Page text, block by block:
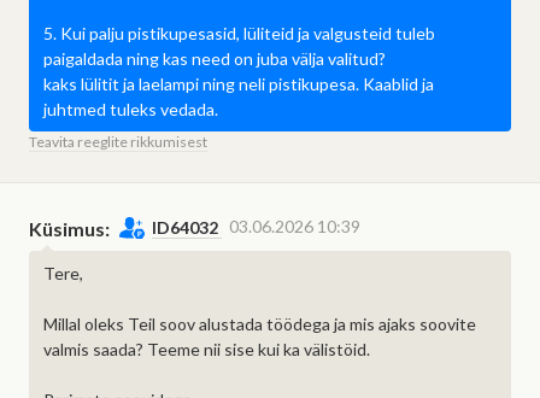
5. Kui palju pistikupesasid, lüliteid ja valgusteid tuleb
paigaldada ning kas need on juba välja valitud?
kaks lülitit ja laelampi ning neli pistikupesa. Kaablid ja
juhtmed tuleks vedada.
Teavita reeglite rikkumisest
Küsimus: ID64032 03.06.2026 10:39
Tere,
Millal oleks Teil soov alustada töödega ja mis ajaks soovite
valmis saada? Teeme nii sise kui ka välistöid.
pakkuja vahel on privaatne.
Pakkuja saab hanke korraldajaga
vestlust alustada kuni võitja
assistent"?
Hange.ee assistent on
toetab tellijaid ja teostajaid
keskkonna lihtsamal ja sujuvamal